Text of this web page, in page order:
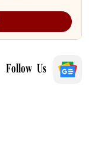
Follow Us